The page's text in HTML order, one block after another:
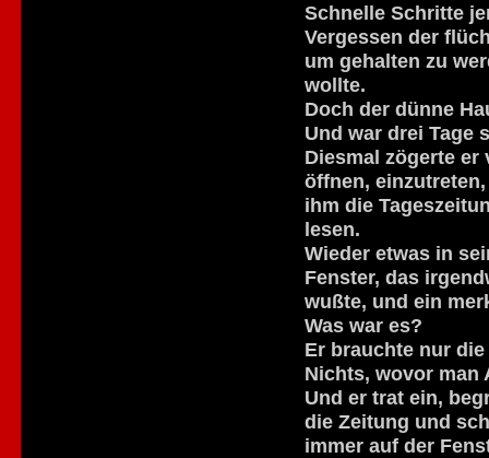
Schnelle Schritte
Vergessen der
um gehalten zu
wollte.
Doch der dünne
Und war drei Tage
Diesmal zögerte er
öffnen,
ihm die
lesen.
Wieder etwas in
Fenster, das
wußte, und ein
Was war es?
Er brauchte nur
Nichts, wovor man
Und er trat ein,
die Zeitung und
immer auf der